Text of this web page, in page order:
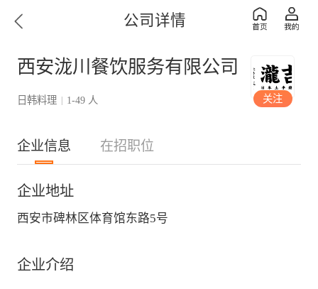
公司详情
西安泷川餐饮服务有限公司
日韩料理 | 1-49 人 关注
企业信息 在招职位
企业地址
西安市碑林区体育馆东路5号
企业介绍